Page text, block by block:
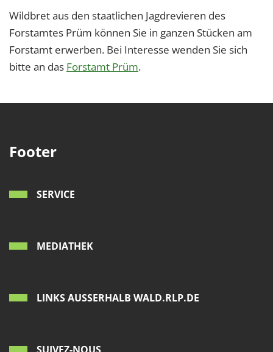
Wildbret aus den staatlichen Jagdrevieren des
Forstamtes Prüm können Sie in ganzen Stücken am
Forstamt erwerben. Bei Interesse wenden Sie sich
bitte an das Forstamt Prüm.
Footer
SERVICE
MEDIATHEK
LINKS AUSSERHALB WALD.RLP.DE